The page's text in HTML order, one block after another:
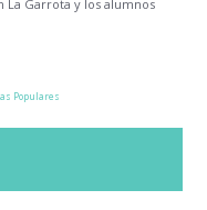
La Garrota y los alumnos
Populares